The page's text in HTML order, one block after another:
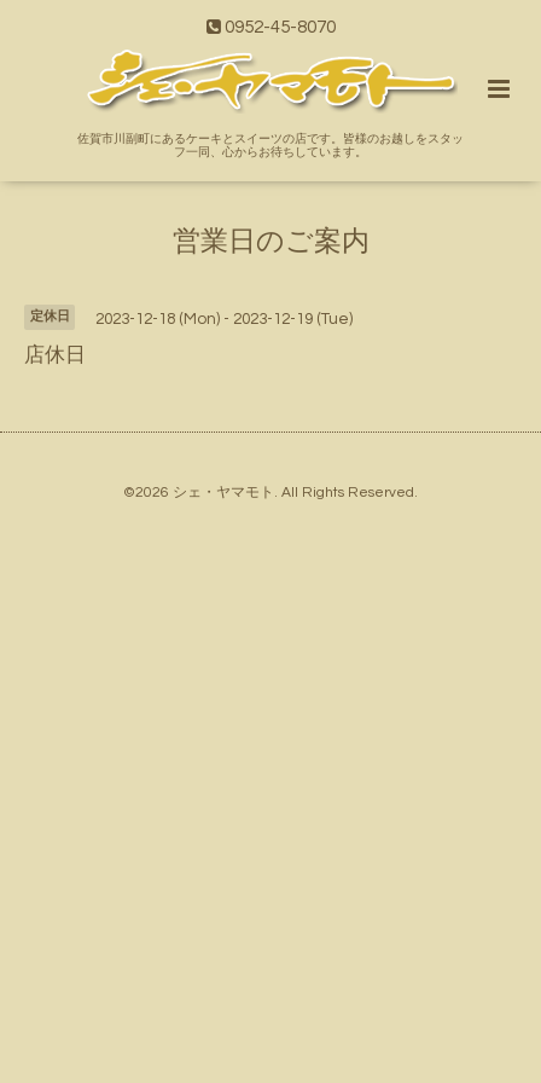
0952-45-8070
佐賀市川副町にあるケーキとスイーツの店です。皆様のお越しをスタッ
フ一同、心からお待ちしています。
営業日のご案内
定休日 2023-12-18 (Mon) - 2023-12-19 (Tue)
店休日
©2026 シェ・ヤマモト . All Rights Reserved.